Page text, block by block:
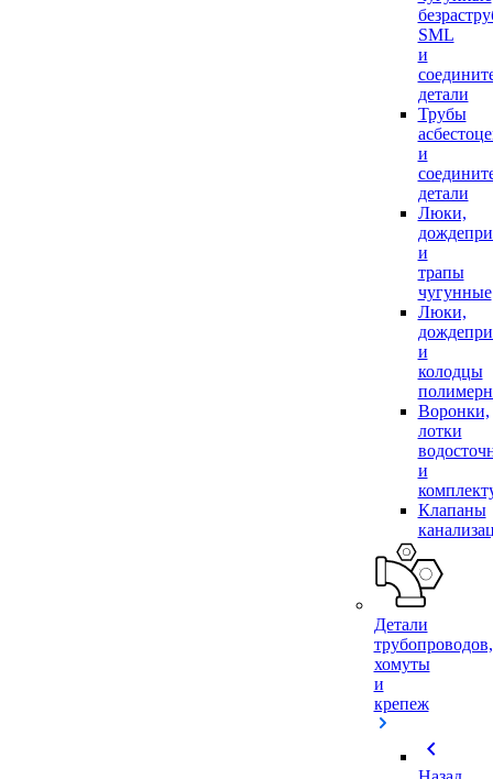
SML
и
детали
Трубы
и
детали
Люки,
и
трапы
чугунные
Люки,
и
колодцы
Воронки,
лотки
и
Клапаны
Детали
трубопроводов,
хомуты
и
крепеж
chevron_left